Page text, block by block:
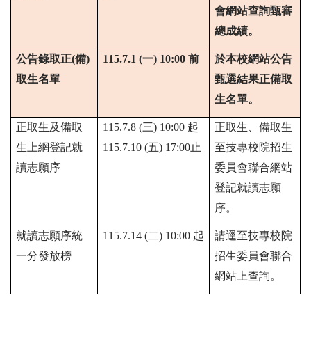
會網站查詢甄審
總成績。
公告錄取正(備)
取生名單
115.7.1 (一) 10:00 前
於本校網站公告
甄選結果正備取
生名單。
正取生及備取
生上網登記就
讀志願序
115.7.8 (三) 10:00 起
115.7.10 (五) 17:00止
正取生、備取生
至技專校院招生
委員會聯合網站
登記就讀志願
序。
就讀志願序統
一分發放榜
115.7.14 (二) 10:00 起
請逕至技專校院
招生委員會聯合
網站上查詢。